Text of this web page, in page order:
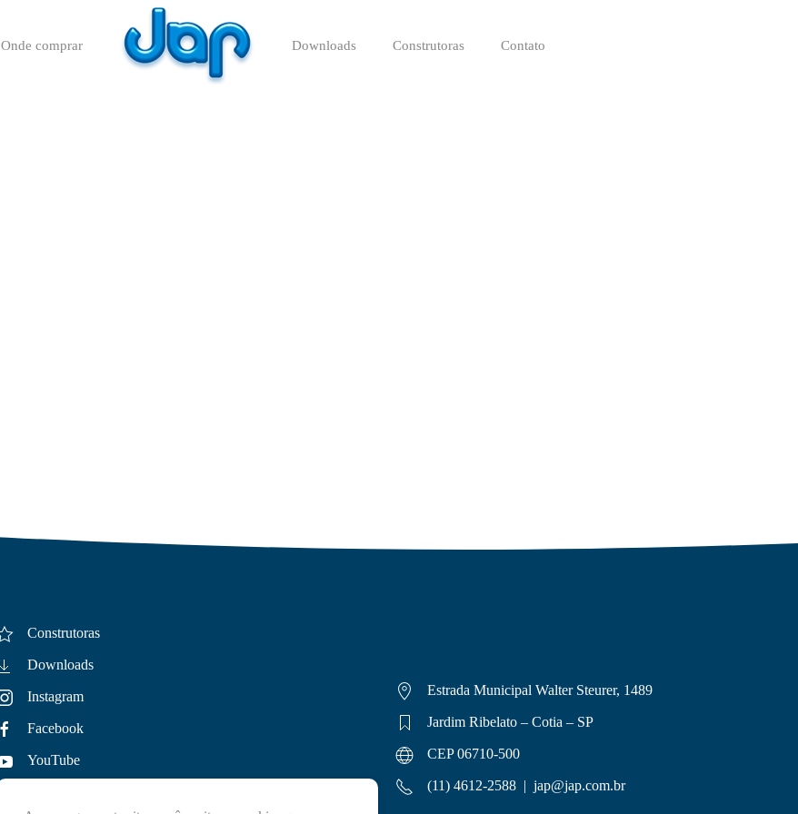
Onde comprar Downloads Construtoras Contato
Construtoras
Downloads
Instagram
Facebook
YouTube
Estrada Municipal Walter Steurer, 1489
Jardim Ribelato – Cotia – SP
CEP 06710-500
(11) 4612-2588 |jap@jap.com.br